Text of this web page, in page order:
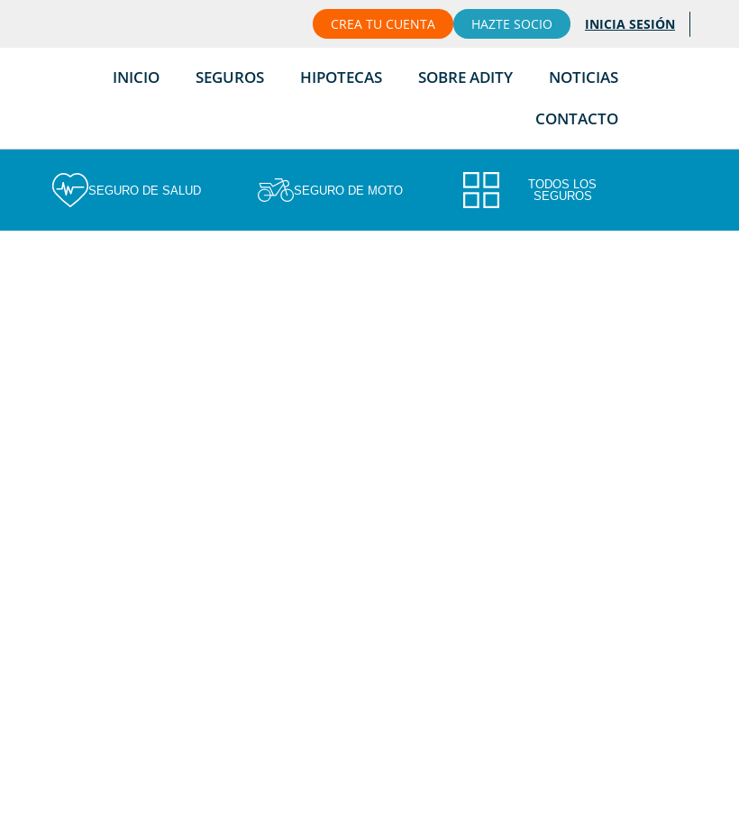
CREA TU CUENTA HAZTE SOCIO INICIA SESIÓN
INICIO SEGUROS HIPOTECAS SOBRE ADITY
NOTICIAS
CONTACTO
SEGURO DE SALUD SEGURO DE MOTO
TODOS LOS
SEGUROS